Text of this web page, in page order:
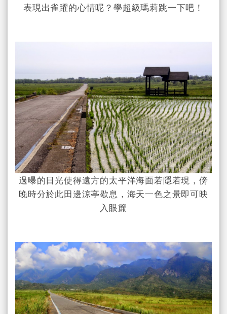
表現出雀躍的心情呢？學超級瑪莉跳一下吧！
過曝的日光使得遠方的太平洋海面若隱若現，傍
晚時分於此田邊涼亭歇息，海天一色之景即可映
入眼簾